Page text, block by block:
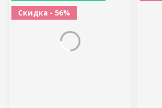
Скидка - 56%